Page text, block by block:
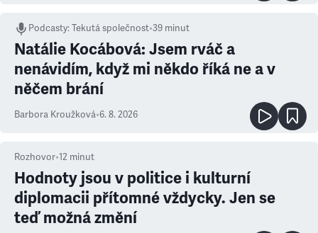
Podcasty:Tekutá společnost•39 minut
Natálie Kocábová: Jsem rváč a
nenávidím, když mi někdo říká ne a v
něčem brání
Barbora Kroužková•6. 8. 2026
Rozhovor•12 minut
Hodnoty jsou v politice i kulturní
diplomacii přítomné vždycky. Jen se
teď možná změní